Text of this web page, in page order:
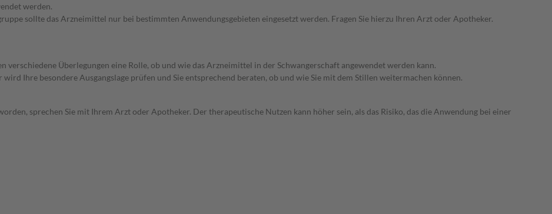
werden.
sollte das Arzneimittel nur bei bestimmten Anwendungsgebieten eingesetzt werden. Fragen Sie hierzu Ihren Arzt oder Apotheker.
verschiedene Überlegungen eine Rolle, ob und wie das Arzneimittel in der Schwangerschaft angewendet werden kann.
Ihre besondere Ausgangslage prüfen und Sie entsprechend beraten, ob und wie Sie mit dem Stillen weitermachen können.
sprechen Sie mit Ihrem Arzt oder Apotheker. Der therapeutische Nutzen kann höher sein, als das Risiko, das die Anwendung bei einer